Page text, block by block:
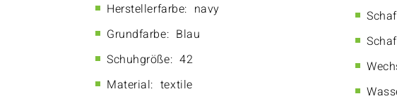
Herstellerfarbe: navy
Grundfarbe: Blau
Schuhgröße: 42
Material: textile